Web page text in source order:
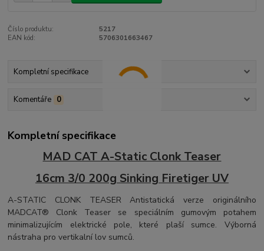
Číslo produktu:
5217
EAN kód:
5706301663467
Kompletní specifikace
Komentáře 0
Kompletní specifikace
MAD CAT A-Static Clonk Teaser
16cm 3/0 200g Sinking Firetiger UV
A-STATIC CLONK TEASER Antistatická verze originálního
MADCAT® Clonk Teaser se speciálním gumovým potahem
minimalizujícím elektrické pole, které plaší sumce. Výborná
nástraha pro vertikalní lov sumců.